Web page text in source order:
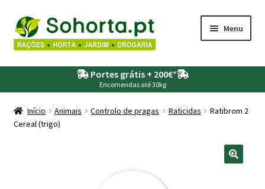
Ir
para
a
navegação
Saltar
para
o
conteúdo
Menu
Agricultura
Drogaria
Portes grátis + 200€*
Encomendas até 30kg
Início Animais Controlo de pragas Raticidas
Ratibrom 2
Cereal (trigo)